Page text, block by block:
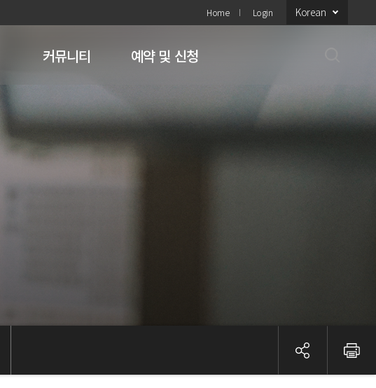
Home Login Korean
커뮤니티 예약 및 신청